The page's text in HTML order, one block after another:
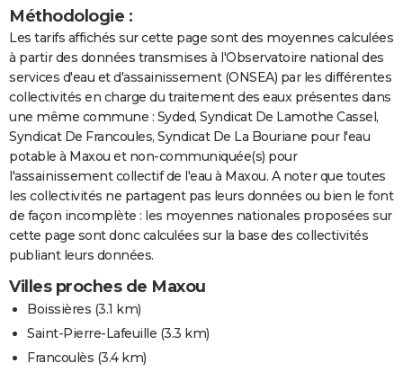
Méthodologie :
Les tarifs affichés sur cette page sont des moyennes calculées
à partir des données transmises à l'Observatoire national des
services d'eau et d'assainissement (ONSEA) par les différentes
collectivités en charge du traitement des eaux présentes dans
une même commune : Syded, Syndicat De Lamothe Cassel,
Syndicat De Francoules, Syndicat De La Bouriane pour l'eau
potable à Maxou et non-communiquée(s) pour
l'assainissement collectif de l'eau à Maxou. A noter que toutes
les collectivités ne partagent pas leurs données ou bien le font
de façon incomplète : les moyennes nationales proposées sur
cette page sont donc calculées sur la base des collectivités
publiant leurs données.
Villes proches de Maxou
Boissières (3.1 km)
Saint-Pierre-Lafeuille (3.3 km)
Francoulès (3.4 km)